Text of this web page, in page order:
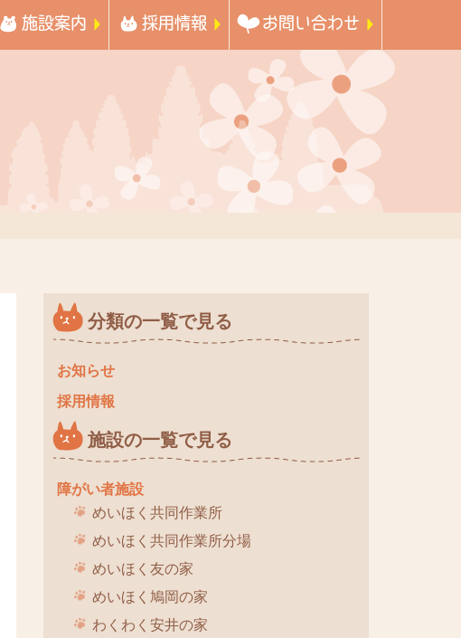
施設案内 採用情報 お問い合わせ
分類の一覧で見る
お知らせ
採用情報
施設の一覧で見る
障がい者施設
めいほく共同作業所
めいほく共同作業所分場
めいほく友の家
めいほく鳩岡の家
わくわく安井の家